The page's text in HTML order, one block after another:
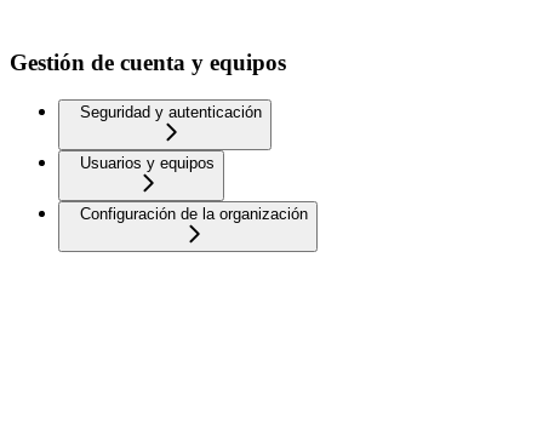
Gestión de cuenta y equipos
Seguridad y autenticación
Usuarios y equipos
Configuración de la organización